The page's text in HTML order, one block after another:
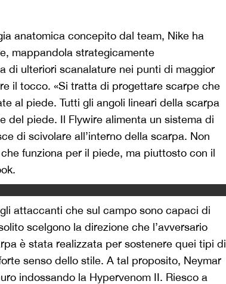
anatomica concepito dal team, Nike ha
mappandola strategicamente
di ulteriori scanalature nei punti di maggior
il tocco. «Si tratta di progettare scarpe che
al piede. Tutti gli angoli lineari della scarpa
del piede. Il Flywire alimenta un sistema di
di scivolare all’interno della scarpa. Non
funziona per il piede, ma piuttosto con il
attaccanti che sul campo sono capaci di
scelgono la direzione che l’avversario
è stata realizzata per sostenere quei tipi di
senso dello stile. A tal proposito, Neymar
indossando la Hypervenom II. Riesco a